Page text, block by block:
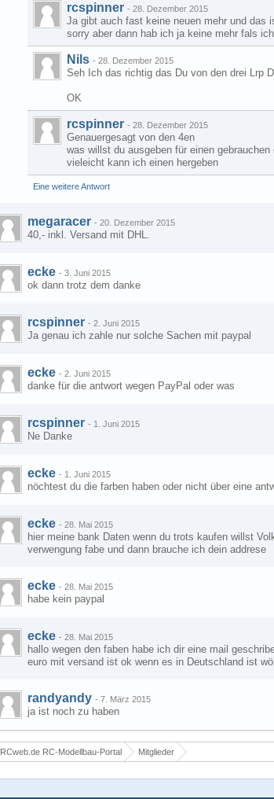
rcspinner - 28. Dezember 2015
Ja gibt auch fast keine neuen mehr und das
sorry aber dann hab ich ja keine mehr fals
Nils - 28. Dezember 2015
Seh Ich das richtig das Du von den drei Lrp
OK
rcspinner - 28. Dezember 2015
Genauergesagt von den 4en
was willst du ausgeben für einen
vieleicht kann ich einen hergeben
Eine weitere Antwort
megaracer - 20. Dezember 2015
40,- inkl. Versand mit DHL.
ecke - 3. Juni 2015
ok dann trotz dem danke
rcspinner - 2. Juni 2015
Ja genau ich zahle nur solche Sachen mit paypal
ecke - 2. Juni 2015
danke für die antwort wegen PayPal oder was
rcspinner - 1. Juni 2015
Ne Danke
ecke - 1. Juni 2015
nöchtest du die farben haben oder nicht über eine
ecke - 28. Mai 2015
hier meine bank Daten wenn du trots kaufen willst
verwengung fabe und dann brauche ich dein addrese
ecke - 28. Mai 2015
habe kein paypal
ecke - 28. Mai 2015
hallo wegen den faben habe ich dir eine mail
euro mit versand ist ok wenn es in Deutschland ist
randyandy - 7. März 2015
ja ist noch zu haben
RCweb.de RC-Modellbau-Portal Mitglieder